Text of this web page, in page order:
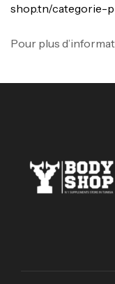
shop.tn/categorie-
Pour plus